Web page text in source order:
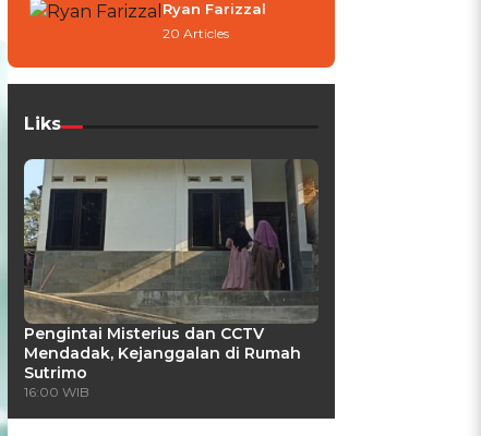
Ryan Farizzal
20 Articles
Liks
Pengintai Misterius dan CCTV
Mendadak, Kejanggalan di Rumah
Sutrimo
16:00 WIB